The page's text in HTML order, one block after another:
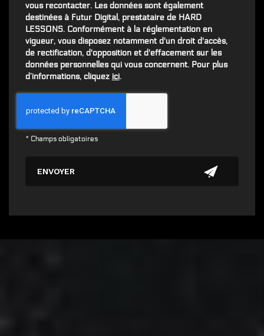
vous recontacter. Les données sont également
destinées à Futur Digital, prestataire de HARD
LESSONS. Conformément à la réglementation en
vigueur, vous disposez notamment d'un droit d'accès,
de rectification, d'opposition et d'effacement sur les
données personnelles qui vous concernent. Pour plus
d’informations, cliquez ici.
* Champs obligatoires